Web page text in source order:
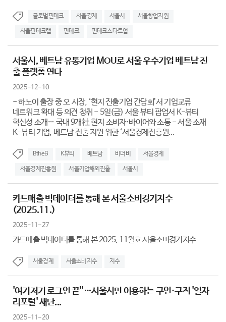
글로벌핀테크 서울경제 서울시 서울창업지원
서울핀테크랩 핀테크 핀테크스타트업
서울시, 베트남 유통기업 MOU로 서울 우수기업 베트남 진
출 플랫폼 연다
2025-12-10
- 하노이 출장 중 오 시장, ‘현지 진출기업 간담회’서 기업교류
네트워크 확대 등 의견 청취 - 5일(금) 서울 뷰티 팝업서 K-뷰티
혁신성 소개… 국내 9개社 현지 소비자·바이어와 소통 - 서울 소재
K-뷰티 기업, 베트남 진출 지원 위한 ‘서울경제진흥원...
BtheB K뷰티 베트남 비더비 서울경제
서울경제진흥원 서울기업해외진출 서울시
카드매출 빅데이터를 통해 본 서울소비경기지수
(2025.11.)
2025-11-27
카드매출 빅데이터를 통해 본 2025. 11월호 서울소비경기지수
서울경제 서울소비지수 지수
'여기저기 로그인 끝''…서울시민 이용하는 구인·구직 '일자
리포털' 새단...
2025-11-20